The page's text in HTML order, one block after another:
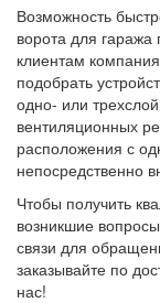
Возможность
ворота для
клиентам
подобрать
одно- или
вентиляционных
расположения с
непосредственно
Чтобы получить
возникшие
связи для
заказывайте по
нас!